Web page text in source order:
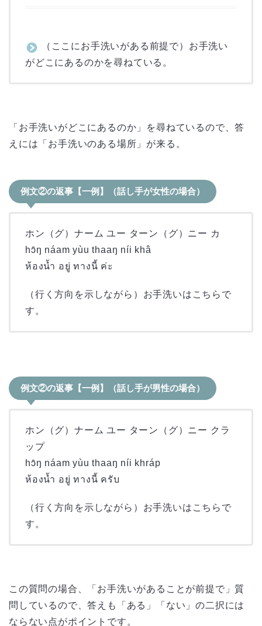
（ここにお手洗いがある前提で）お手洗い
がどこにあるのかを尋ねている。
「お手洗いがどこにあるのか」を尋ねているので、答
えには「お手洗いのある場所」が来る。
例文②の返事【一例】（話し手が女性の場合）
ホン（グ）ナーム ユー ターン（グ）ニー カ
hɔ̂ŋ náam yùu thaaŋ níi khâ
ห้องน้ำ อยู่ ทางนี้ ค่ะ
（行く方向を示しながら）お手洗いはこちらで
す。
例文②の返事【一例】（話し手が男性の場合）
ホン（グ）ナーム ユー ターン（グ）ニー クラ
ップ
hɔ̂ŋ náam yùu thaaŋ níi khráp
ห้องน้ำ อยู่ ทางนี้ ครับ
（行く方向を示しながら）お手洗いはこちらで
す。
この質問の場合、「お手洗いがあることが前提で」質
問しているので、答えも「ある」「ない」の二択には
ならない点がポイントです。